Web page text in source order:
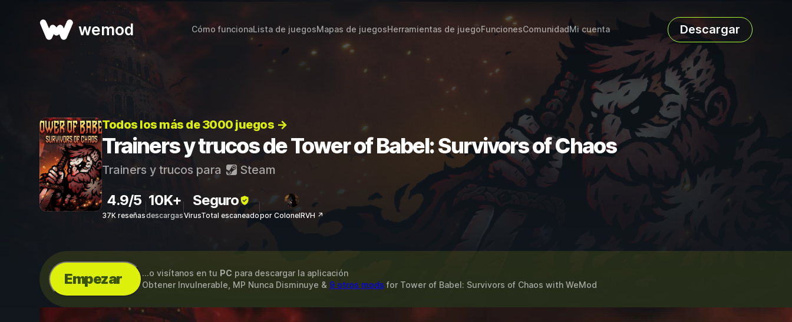
wemod Cómo funcionaLista de juegosMapas de juegosHerramientas de juegoFuncionesComunidadMi cuenta Descargar
Todos los más de 3000 juegos →
Trainers y trucos de Tower of Babel: Survivors of Chaos
Trainers y trucos para Steam
4.9/5
37K reseñas
10K+
descargas
Seguro
VirusTotal escaneadopor ColonelRVH ↗
Empezar ...o visítanos en tu PC para descargar la aplicación
Obtener Invulnerable, MP Nunca Disminuye & 9 otros mods for Tower of Babel: Survivors of Chaos with WeMod